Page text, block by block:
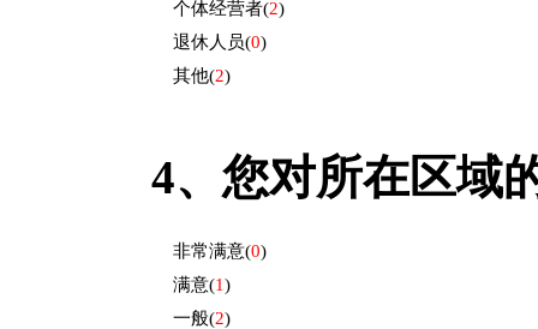
个体经营者(2)
退休人员(0)
其他(2)
4、 您对所在区域
非常满意(0)
满意(1)
一般(2)